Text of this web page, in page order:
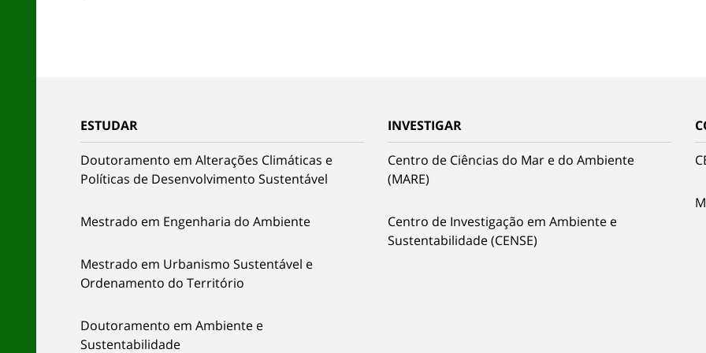
ESTUDAR
Doutoramento em Alterações Climáticas e
Políticas de Desenvolvimento Sustentável
Mestrado em Engenharia do Ambiente
Mestrado em Urbanismo Sustentável e
Ordenamento do Território
Doutoramento em Ambiente e
Sustentabilidade
INVESTIGAR
Centro de Ciências do Mar e do Ambiente
(MARE)
Centro de Investigação em Ambiente e
Sustentabilidade (CENSE)